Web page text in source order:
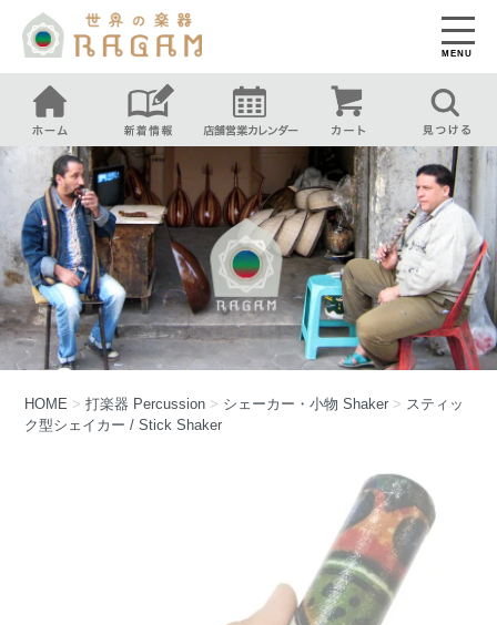
MENU
HOME >打楽器 Percussion > シェーカー・小物Shaker > スティッ
ク型シェイカー / Stick Shaker